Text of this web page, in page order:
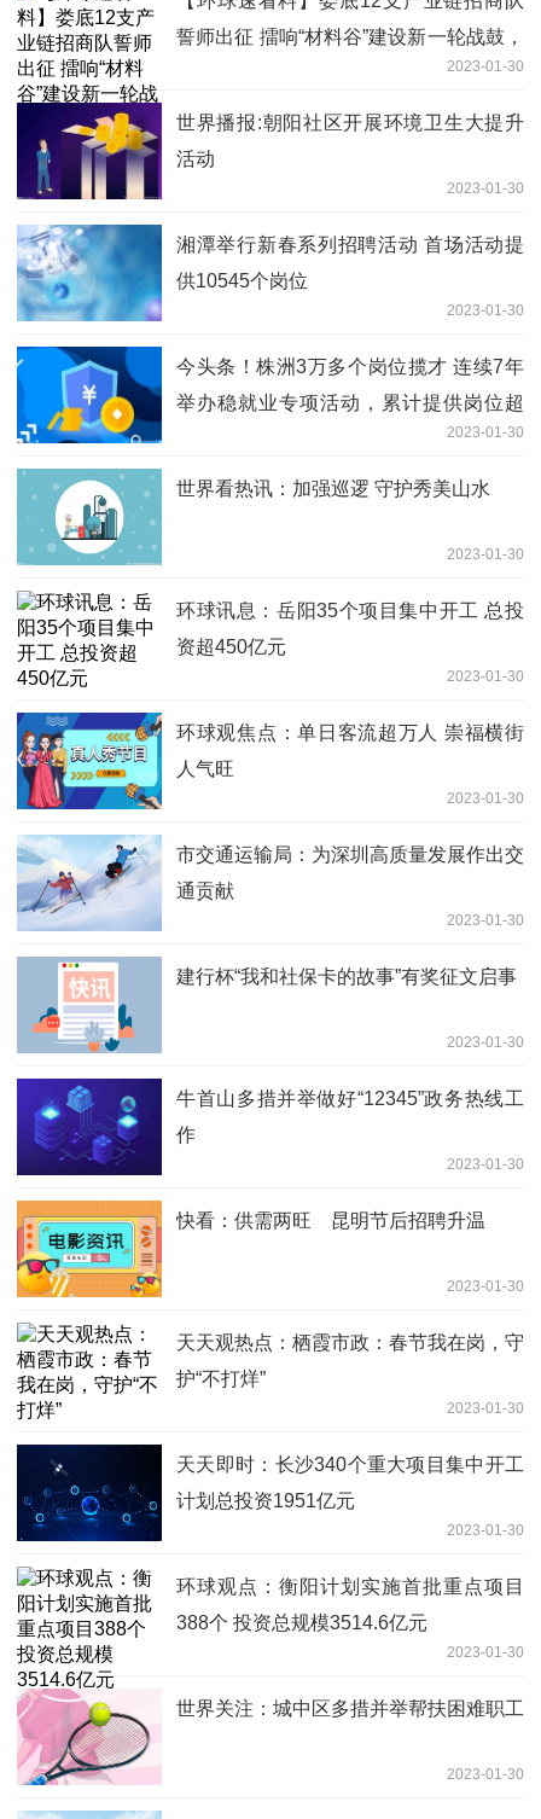
誓师出征 擂响“材料谷”建设新一轮战鼓，
2023-01-30
世界播报:朝阳社区开展环境卫生大提升
活动
2023-01-30
湘潭举行新春系列招聘活动 首场活动提
供10545个岗位
2023-01-30
今头条！株洲3万多个岗位揽才 连续7年
举办稳就业专项活动，累计提供岗位超
2023-01-30
世界看热讯：加强巡逻 守护秀美山水
2023-01-30
环球讯息：岳阳35个项目集中开工 总投
资超450亿元
2023-01-30
环球观焦点：单日客流超万人 崇福横街
人气旺
2023-01-30
市交通运输局：为深圳高质量发展作出交
通贡献
2023-01-30
建行杯“我和社保卡的故事”有奖征文启事
2023-01-30
牛首山多措并举做好“12345”政务热线工
作
2023-01-30
快看：供需两旺 昆明节后招聘升温
2023-01-30
天天观热点：栖霞市政：春节我在岗，守
护“不打烊”
2023-01-30
天天即时：长沙340个重大项目集中开工
计划总投资1951亿元
2023-01-30
环球观点：衡阳计划实施首批重点项目
388个 投资总规模3514.6亿元
2023-01-30
世界关注：城中区多措并举帮扶困难职工
2023-01-30